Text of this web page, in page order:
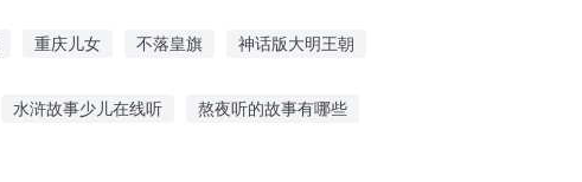
重庆儿女 不落皇旗 神话版大明王朝
水浒故事少儿在线听 熬夜听的故事有哪些